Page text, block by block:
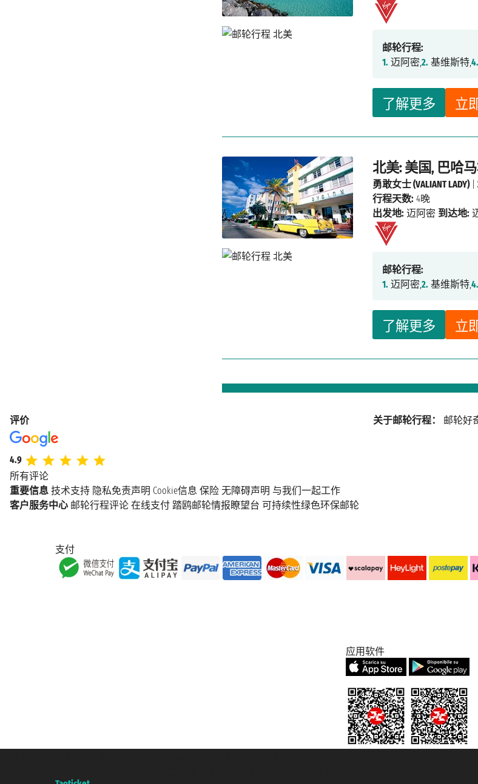
了解更多 立
邮轮行程:
1. 迈阿密,2. 基维斯特,4.
北美: 美国, 巴哈
了解更多 立
勇敢女士 (VALIANT LADY)|
行程天数: 4晚
出发地: 迈阿密 到达地:
邮轮行程:
1. 迈阿密,2. 基维斯特,4.
评价
4.9
所有评论
关于邮轮行程： 邮轮好
重要信息 技术支持 隐私免责声明 Cookie信息 保险 无障碍声明 与我们一起工作
客户服务中心 邮轮行程评论 在线支付 踏鸥邮轮情报瞭望台 可持续性绿色环保邮轮
支付
应用软件